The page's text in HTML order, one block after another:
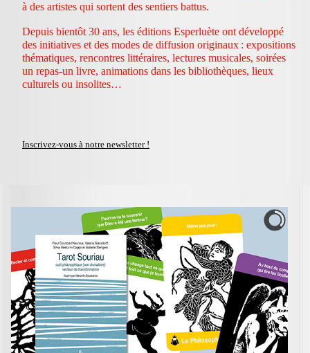
à des artistes qui sortent des sentiers battus.
Depuis bientôt 30 ans, les éditions Esperluète ont développé
des initiatives et des modes de diffusion originaux : expositions
thématiques, rencontres littéraires, lectures musicales, soirées
un repas-un livre, animations dans les bibliothèques, lieux
culturels ou insolites…
Inscrivez-vous à notre newsletter !